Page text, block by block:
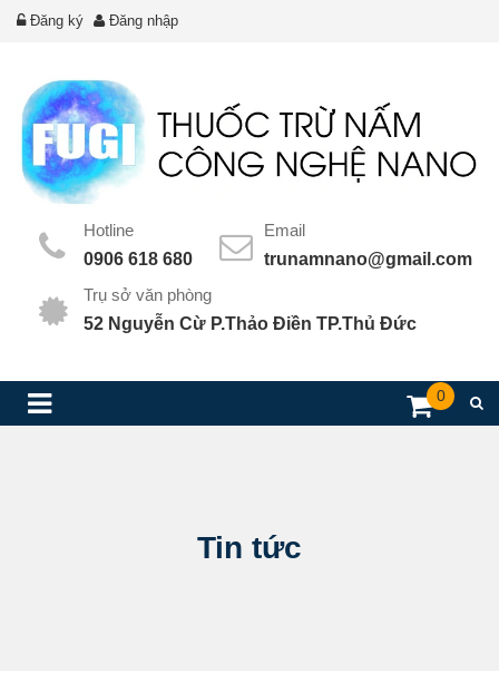
Đăng ký Đăng nhập
Hotline
0906 618 680
Email
trunamnano@gmail.com
Trụ sở văn phòng
52 Nguyễn Cừ P.Thảo Điền TP.Thủ Đức
0
Tin tức